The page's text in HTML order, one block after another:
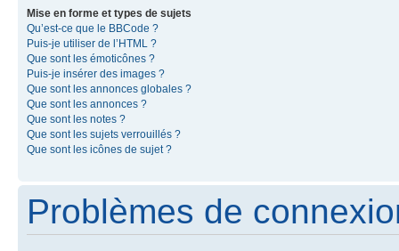
Mise en forme et types de sujets
Qu’est-ce que le BBCode ?
Puis-je utiliser de l’HTML ?
Que sont les émoticônes ?
Puis-je insérer des images ?
Que sont les annonces globales ?
Que sont les annonces ?
Que sont les notes ?
Que sont les sujets verrouillés ?
Que sont les icônes de sujet ?
Problèmes de